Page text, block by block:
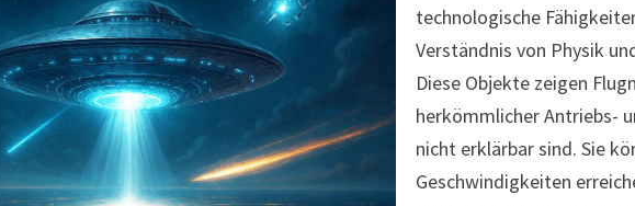
technologische
Verständnis von Physik
Diese Objekte zeigen
herkömmlicher Antriebs-
nicht erklärbar sind. Sie
Geschwindigkeiten